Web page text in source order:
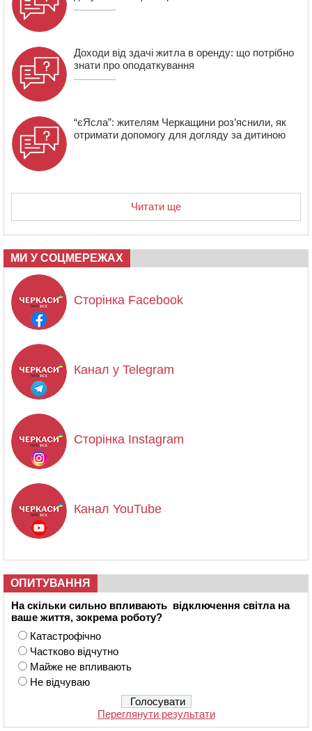
закрили сезон літнього табору для людей поважного
віку
Доходи від здачі житла в оренду: що потрібно
знати про оподаткування
“єЯсла”: жителям Черкащини роз’яснили, як
отримати допомогу для догляду за дитиною
Читати ще
МИ У СОЦМЕРЕЖАХ
Сторінка Facebook
Канал у Telegram
Сторінка Instagram
Канал YouTube
ОПИТУВАННЯ
На скільки сильно впливають відключення світла на
ваше життя, зокрема роботу?
Катастрофічно
Частково відчутно
Майже не впливають
Не відчуваю
Переглянути результати